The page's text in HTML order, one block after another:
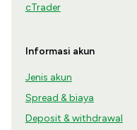
cTrader
Informasi akun
Jenis akun
Spread & biaya
Deposit & withdrawal